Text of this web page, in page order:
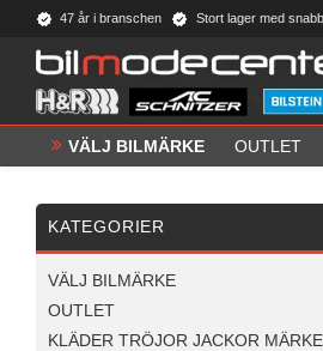
47 år i branschen Stort lager med
VÄLJ BILMÄRKE OUTLET
KATEGORIER
VÄLJ BILMÄRKE
OUTLET
KLÄDER TRÖJOR JACKOR